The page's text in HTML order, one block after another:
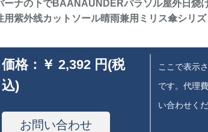
ーナの下でBAANAUNDERパラソル屋外日烧
用紫外线カットソール晴雨兼用ミリス傘シリズ
価格： ￥ 2,392 円(税
込)
お問い合わせ
ここで表示
です。代理
い合わせくだ